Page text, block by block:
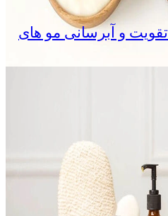
و آبرسانی مو های